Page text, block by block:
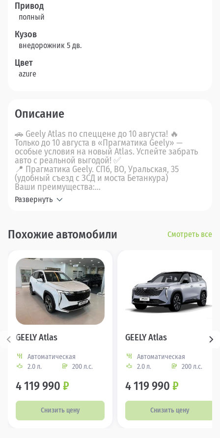
Привод
полный
Кузов
внедорожник 5 дв.
Цвет
azure
Описание
🚗 Geely Atlas по спеццене до 10 августа! 🔥
Только до 10 августа в «Прагматика Geely» —
особые условия на новый Atlas. Успейте забрать
авто с реальной выгодой! ✅
📍 Прагматика Geely. СПб, ВО, Уральская, 35
(удобный съезд с ЗСД и моста Бетанкура)
Ваши преимущества:...
Развернуть
Похожие автомобили Смотреть все
GEELY Atlas
Автоматическая
2.0 л.
200 л.с.
4 119 990 ₽
Снизить цену
GEELY Atlas
Автоматическая
2.0 л.
200 л.с.
4 119 990 ₽
Снизить цену